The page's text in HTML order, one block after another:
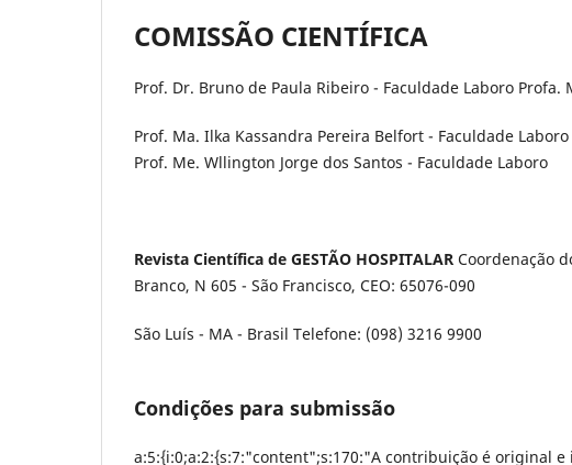
COMISSÃO CIENTÍFICA
Prof. Dr. Bruno de Paula Ribeiro - Faculdade Laboro
Prof. Ma. Ilka Kassandra Pereira Belfort - Faculdade
Prof. Me. Wllington Jorge dos Santos - Faculdade Laboro
Revista Científica de GESTÃO HOSPITALAR Coordenação
Branco, N 605 - São Francisco, CEO: 65076-090
São Luís - MA - Brasil Telefone: (098) 3216 9900
Condições para submissão
a:5:{i:0;a:2:{s:7:"content";s:170:"A contribuição é original